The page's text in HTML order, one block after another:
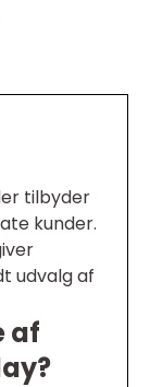
tilbyder
kunder.
udvalg af
af